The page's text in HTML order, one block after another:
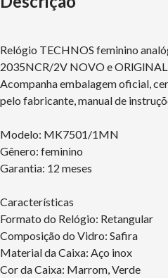
Relógio TECHNOS feminino
2035NCR/2V NOVO e
Acompanha embalagem oficial,
pelo fabricante, manual de
Modelo: MK7501/1MN
Gênero: feminino
Garantia: 12 meses
Características
Formato do Relógio: Retangular
Composição do Vidro: Safira
Material da Caixa: Aço inox
Cor da Caixa: Marrom, Verde